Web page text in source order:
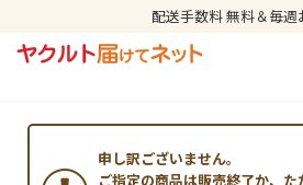
配送手数料 無料＆毎週
申し訳ございません。
ご指定の商品は販売終了か、